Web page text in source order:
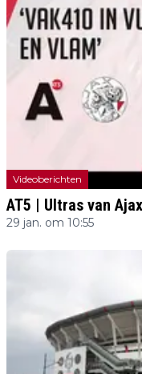
Videoberichten
AT5 | Ultras van
29 jan. om 10:55